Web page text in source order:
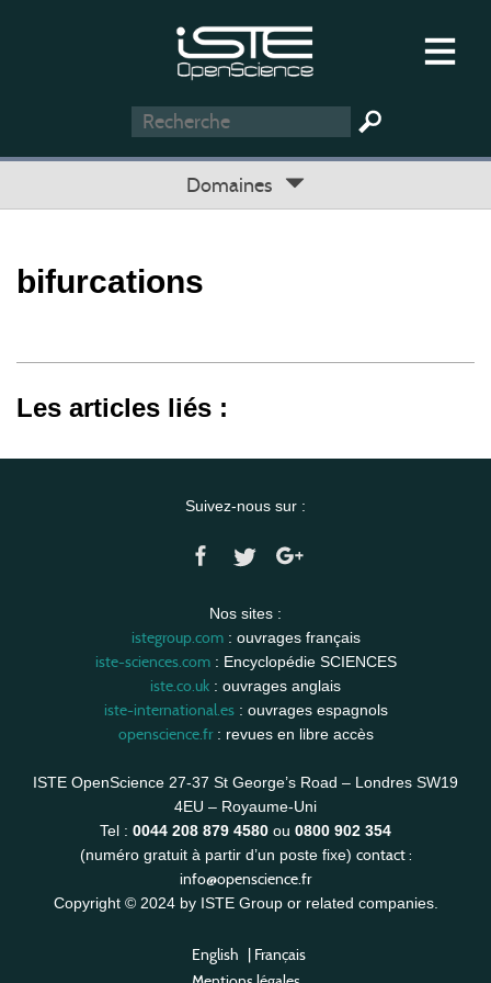
Domaines
bifurcations
Les articles liés :
Suivez-nous sur :
Nos sites :
istegroup.com: ouvrages français
iste-sciences.com: Encyclopédie SCIENCES
iste.co.uk : ouvrages anglais
iste-international.es: ouvrages espagnols
openscience.fr: revues en libre accès
ISTE OpenScience 27-37 St George’s Road – Londres SW19
4EU – Royaume-Uni
Tel : 0044 208 879 4580 ou 0800 902 354
(numéro gratuit à partir d’un poste fixe) contact :
info@openscience.fr
Copyright © 2024 by ISTE Group or related companies.
English | Français